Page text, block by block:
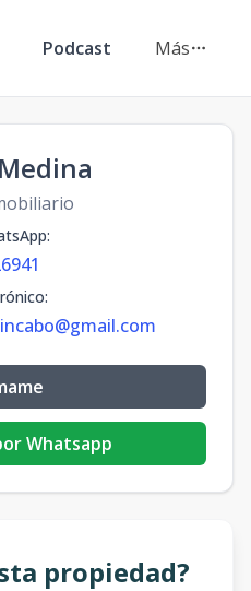
Podcast Más
:
:
Whatsapp
propiedad?